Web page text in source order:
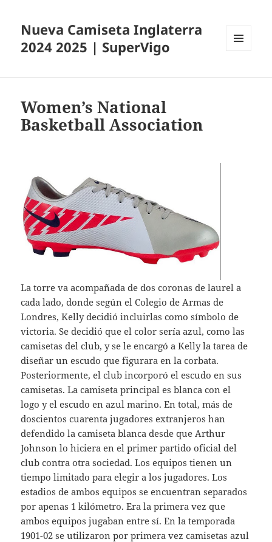
Nueva Camiseta Inglaterra
2024 2025 | SuperVigo
Women’s National
Basketball Association
La torre va acompañada de dos coronas de laurel a
cada lado, donde según el Colegio de Armas de
Londres, Kelly decidió incluirlas como símbolo de
victoria. Se decidió que el color sería azul, como las
camisetas del club, y se le encargó a Kelly la tarea de
diseñar un escudo que figurara en la corbata.
Posteriormente, el club incorporó el escudo en sus
camisetas. La camiseta principal es blanca con el
logo y el escudo en azul marino. En total, más de
doscientos cuarenta jugadores extranjeros han
defendido la camiseta blanca desde que Arthur
Johnson lo hiciera en el primer partido oficial del
club contra otra sociedad. Los equipos tienen un
tiempo limitado para elegir a los jugadores. Los
estadios de ambos equipos se encuentran separados
por apenas 1 kilómetro. Era la primera vez que
ambos equipos jugaban entre sí. En la temporada
1901-02 se utilizaron por primera vez camisetas azul